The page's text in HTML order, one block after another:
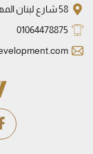
58 شارع لبنان المهندسين الجيزه جمهورية مصر العربية
01064478875